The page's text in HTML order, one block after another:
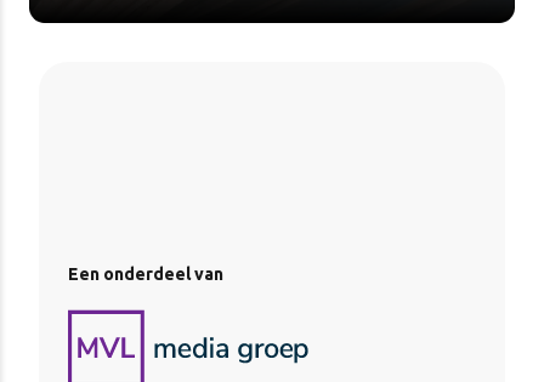
Een onderdeel van